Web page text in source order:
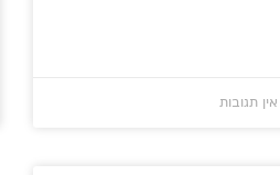
אין תגובות